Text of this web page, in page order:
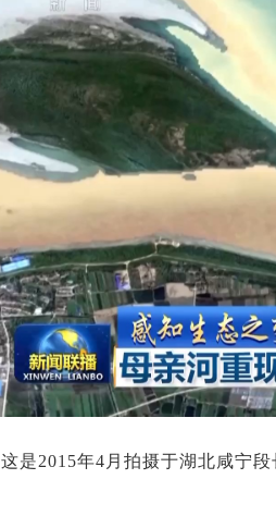
这是2015年4月拍摄于湖北咸宁